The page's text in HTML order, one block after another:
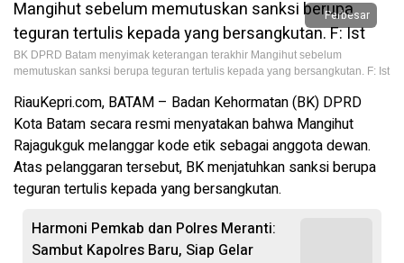
Perbesar
BK DPRD Batam menyimak keterangan terakhir Mangihut sebelum
memutuskan sanksi berupa teguran tertulis kepada yang bersangkutan. F: Ist
RiauKepri.com, BATAM – Badan Kehormatan (BK) DPRD
Kota Batam secara resmi menyatakan bahwa Mangihut
Rajagukguk melanggar kode etik sebagai anggota dewan.
Atas pelanggaran tersebut, BK menjatuhkan sanksi berupa
teguran tertulis kepada yang bersangkutan.
Harmoni Pemkab dan Polres Meranti:
Sambut Kapolres Baru, Siap Gelar